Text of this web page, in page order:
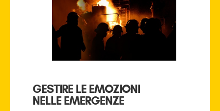
GESTIRE LE EMOZIONI
NELLE EMERGENZE